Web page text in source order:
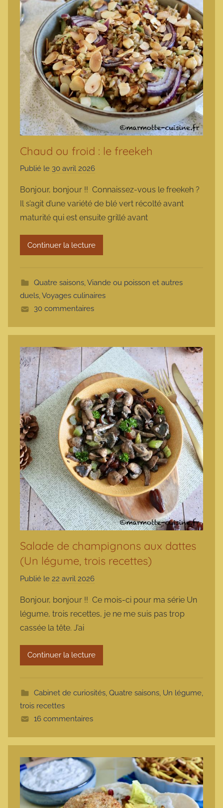
Chaud ou froid : le freekeh
Publié le 30 avril 2026
r
m
a
r
m
t
e
Bonjour, bonjour !! Connaissez-vous le freekeh ?
Il s’agit d’une variété de blé vert récolté avant
maturité qui est ensuite grillé avant
Continuer la lecture
Quatre saisons,Viande ou poisson et autres
duels,Voyages culinaires
30 commentaires
Salade de champignons aux dattes
(Un légume, trois recettes)
Publié le 22 avril 2026
r
m
r
m
t
Bonjour, bonjour !! Ce mois-ci pour ma série Un
légume, trois recettes, je ne me suis pas trop
cassée la tête. J’ai
Continuer la lecture
Cabinet de curiosités, Quatre saisons, Un légume,
trois recettes
16 commentaires